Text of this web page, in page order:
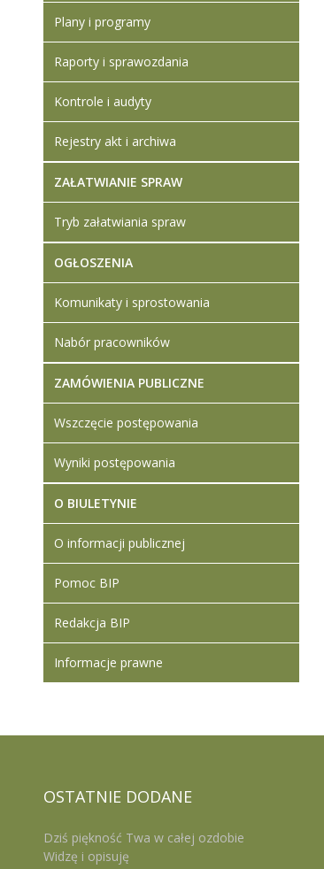
Plany i programy
Raporty i sprawozdania
Kontrole i audyty
Rejestry akt i archiwa
ZAŁATWIANIE SPRAW
Tryb załatwiania spraw
OGŁOSZENIA
Komunikaty i sprostowania
Nabór pracowników
ZAMÓWIENIA PUBLICZNE
Wszczęcie postępowania
Wyniki postępowania
O BIULETYNIE
O informacji publicznej
Pomoc BIP
Redakcja BIP
Informacje prawne
OSTATNIEDODANE
Dziś piękność Twa w całej ozdobie
Widzę i opisuję